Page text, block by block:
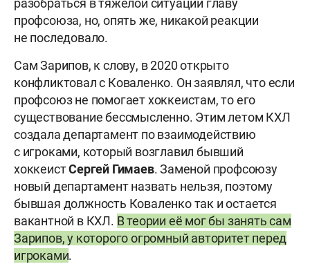
разобраться в тяжелой ситуации главу
профсоюза, но, опять же, никакой реакции
не последовало.
Сам Зарипов, к слову, в 2020 открыто
конфликтовал с Коваленко. Он заявлял, что если
профсоюз не помогает хоккеистам, то его
существование бессмысленно. Этим летом КХЛ
создала департамент по взаимодействию
с игроками, который возглавил бывший
хоккеистСергей Гимаев. Заменой профсоюзу
новый департамент назвать нельзя, поэтому
бывшая должность Коваленко так и остается
вакантной в КХЛ. В теории её мог бы занять сам
Зарипов, у которого огромный авторитет перед
игроками.